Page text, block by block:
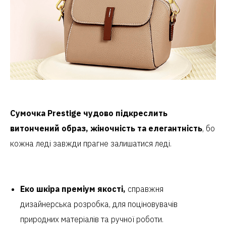
Сумочка Prestige чудово підкреслить
витончений образ, жіночність та елегантність, бо
кожна леді завжди прагне залишатися леді.
Еко шкіра преміум якості, справжня
дизайнерська розробка, для поціновувачів
природних матеріалів та ручної роботи.